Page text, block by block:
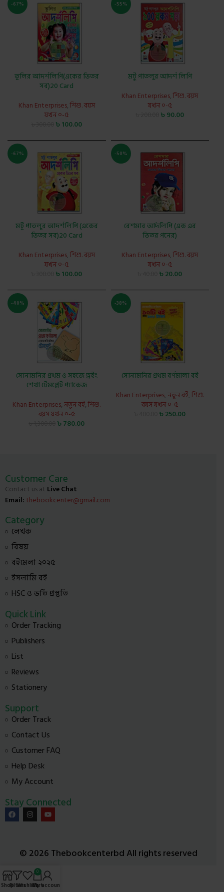
-67%
তুলির আদর্শলিপি(একের ভিতর
সব)20 Card
Khan Enterprises,শিশু. বয়স
যখন ০-৫
৳100.00
-55%
মটু পাতলুর আদর্শ লিপি
Khan Enterprises,শিশু. বয়স
যখন ০-৫
৳90.00
-67%
মটু পাতলুর আদর্শলিপি (একের
ভিতর সব)20 Card
Khan Enterprises,শিশু. বয়স
যখন ০-৫
৳100.00
-50%
রেশমার আর্দলিপি (এক এর
ভিতর পনের)
Khan Enterprises,শিশু. বয়স
যখন ০-৫
৳20.00
-40%
সোনামনির প্রথম ও সহজে ড্রইং
শেখা টেমপ্লেট প্যাকেজ
Khan Enterprises,নতুন বই,শিশু.
বয়স যখন ০-৫
৳780.00
-38%
সোনামনির প্রথম বর্ণমালা বই
Khan Enterprises,নতুন বই,শিশু.
বয়স যখন ০-৫
৳250.00
Customer Care
Contact us at Live Chat
Email: thebookcenter@gmail.com
Category
লেখক
বিষয়
বইমেলা ২০২৫
ইসলামি বই
HSC ও ভর্তি প্রস্তুতি
Quick Link
Order Tracking
Publishers
List
Reviews
Stationery
Support
Order Track
Contact Us
Customer FAQ
Help Desk
My Account
Stay Connected
© 2026 Thebookcenterbd All rights reserved
ShopFiltersWishlist
0
Cart
My account